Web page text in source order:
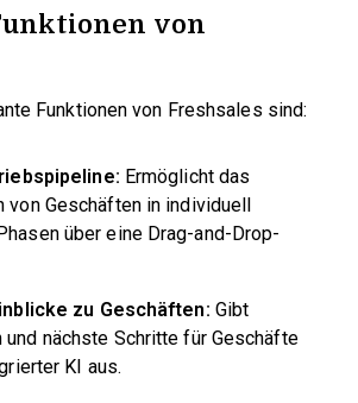
von
Funktionen von Freshsales sind:
Ermöglicht das
von Geschäften in individuell
über eine Drag-and-Drop-
zu Geschäften: Gibt
und nächste Schritte für Geschäfte
KI aus.